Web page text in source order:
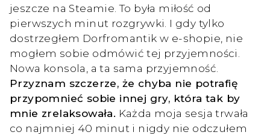
jeszcze na Steamie. To była miłość od
pierwszych minut rozgrywki. I gdy tylko
dostrzegłem Dorfromantik w e-shopie, nie
mogłem sobie odmówić tej przyjemności.
Nowa konsola, a ta sama przyjemność.
Przyznam szczerze, że chyba nie potrafię
przypomnieć sobie innej gry, która tak by
mnie zrelaksowała. Każda moja sesja trwała
co najmniej 40 minut i nigdy nie odczułem